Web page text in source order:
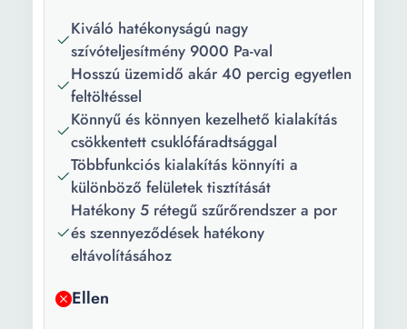
Akkumulátor jelzőfény
Technológia:
Easy Clean Ciklon
Ergonomikus fogantyú
Integrált kézi porszívó
Szélesség:
24 cm
Magasság:
50 cm
Súly:
1.7 kg
Szín:
Kiváló hatékonyságú nagy
szívóteljesítmény 9000 Pa-val
Hosszú üzemidő akár 40 percig egyetlen
feltöltéssel
Könnyű és könnyen kezelhető kialakítás
csökkentett csuklófáradtsággal
Többfunkciós kialakítás könnyíti a
különböző felületek tisztítását
Hatékony 5 rétegű szűrőrendszer a por
és szennyeződések hatékony
eltávolításához
Ellen